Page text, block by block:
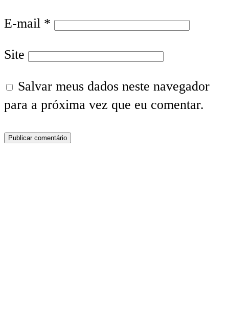
E-mail *
Site
Salvar meus dados neste navegador
para a próxima vez que eu comentar.